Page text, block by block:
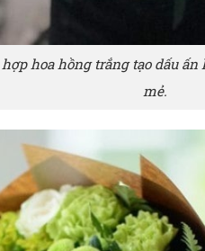
hoa hồng trắng tạo dấu
mẻ.